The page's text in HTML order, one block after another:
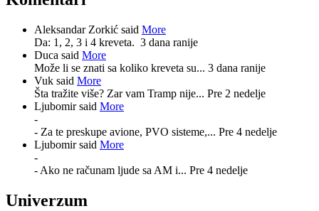
Aleksandar Zorkić said More
Da: 1, 2, 3 i 4 kreveta. 3 dana ranije
Duca said More
Može li se znati sa koliko kreveta su... 3 dana ranije
Vuk said More
Šta tražite više? Zar vam Tramp nije... Pre 2 nedelje
Ljubomir said More
-
- Za te preskupe avione, PVO sisteme,... Pre 4 nedelje
Ljubomir said More
-
- Ako ne računam ljude sa AM i... Pre 4 nedelje
Univerzum